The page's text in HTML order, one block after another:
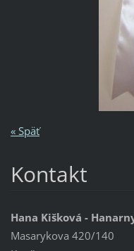
« Späť
Kontakt
Hana Kišková -
Masarykova 420/140